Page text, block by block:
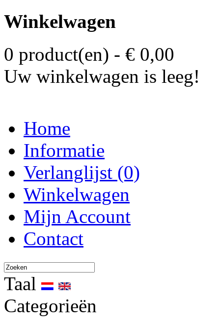
Winkelwagen
0 product(en) - € 0,00
Uw winkelwagen is leeg!
Home
Informatie
Verlanglijst (0)
Winkelwagen
Mijn Account
Contact
Taal
Categorieën